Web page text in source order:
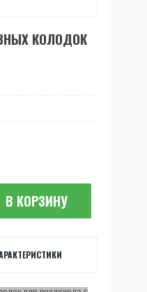
КОЛОДОК
В КОРЗИНУ